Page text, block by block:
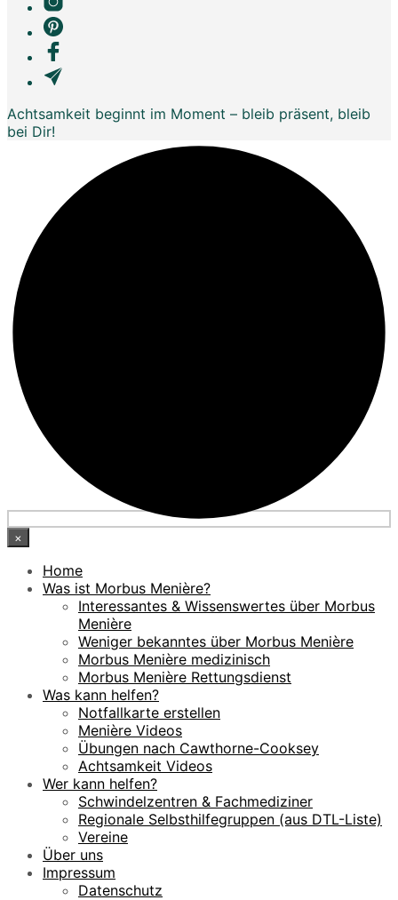
Achtsamkeit beginnt im Moment – bleib präsent, bleib
bei Dir!
×
Home
Was ist Morbus Menière?
Interessantes & Wissenswertes über Morbus
Menière
Weniger bekanntes über Morbus Menière
Morbus Menière medizinisch
Morbus Menière Rettungsdienst
Was kann helfen?
Notfallkarte erstellen
Menière Videos
Übungen nach Cawthorne-Cooksey
Achtsamkeit Videos
Wer kann helfen?
Schwindelzentren & Fachmediziner
Regionale Selbsthilfegruppen (aus DTL-Liste)
Vereine
Über uns
Impressum
Datenschutz